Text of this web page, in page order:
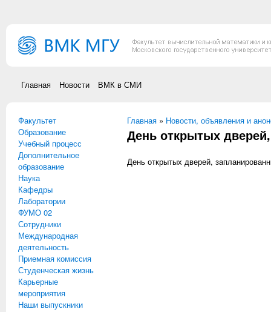
Главная Новости ВМК в СМИ
Факультет
Образование
Учебный процесс
Дополнительное
образование
Наука
Кафедры
Лаборатории
ФУМО 02
Сотрудники
Международная
деятельность
Приемная комиссия
Студенческая жизнь
Карьерные
мероприятия
Наши выпускники
Вы здесь
Главная » Новости, объявления и
День открытых
День открытых дверей,